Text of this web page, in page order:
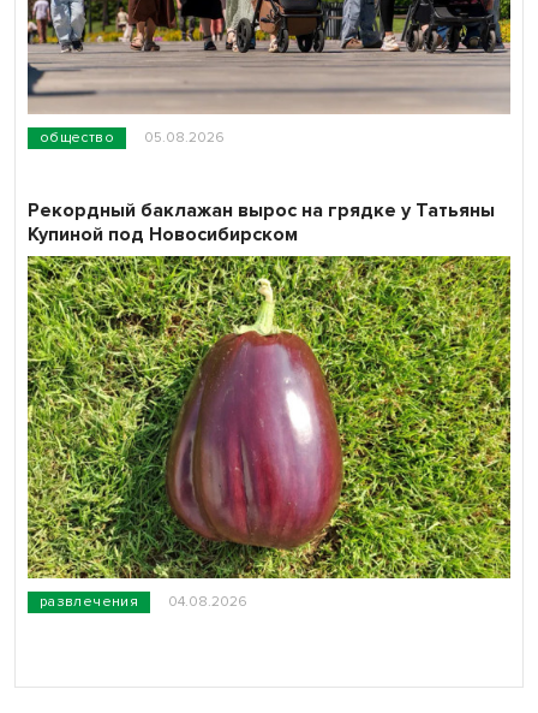
общество 05.08.2026
развлечения 04.08.2026
Рекордный баклажан вырос на грядке у Татьяны
Купиной под Новосибирском